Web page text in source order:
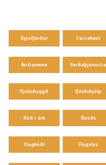
Eyjafjörður Factsheet
ferðamenn Ferðaþjónusta
Fjallabyggð fjöldahjálp
flóð í ám floods
Flugkóði Flugslys